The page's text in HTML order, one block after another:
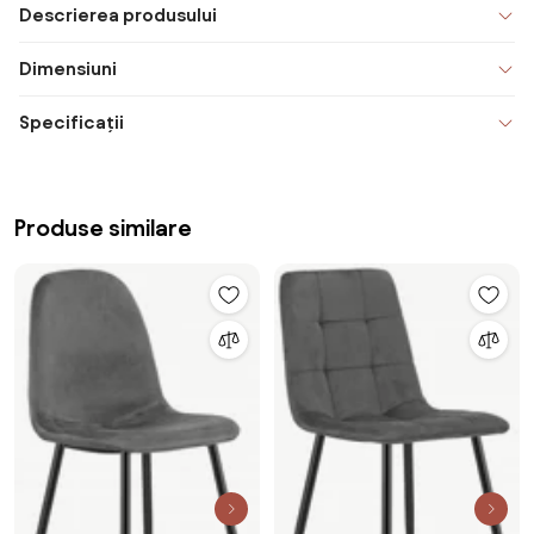
Descrierea produsului
Dimensiuni
Specificații
Produse similare